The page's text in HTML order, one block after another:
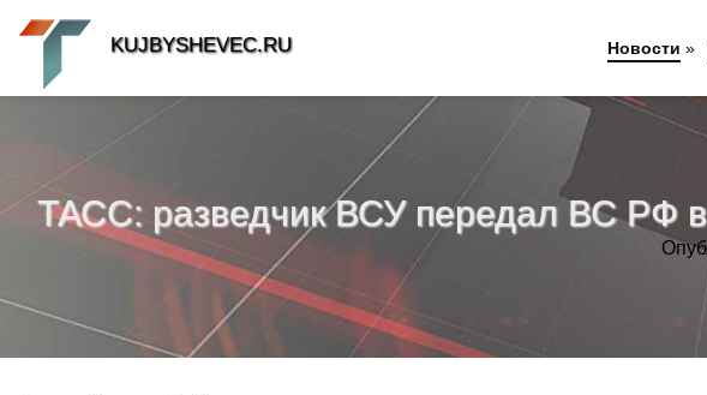
ТАСС: разведчик ВСУ передал ВС РФ
KUJBYSHEVEC.RU Новости »